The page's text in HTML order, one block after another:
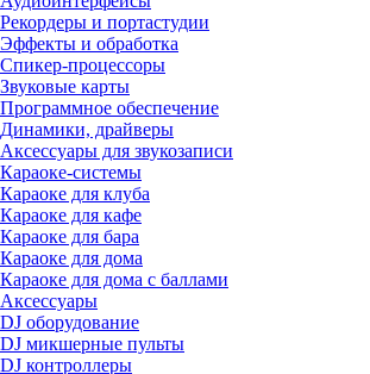
Рекордеры и портастудии
Эффекты и обработка
Спикер-процессоры
Звуковые карты
Программное обеспечение
Динамики, драйверы
Аксессуары для звукозаписи
Караоке-системы
Караоке для клуба
Караоке для кафе
Караоке для бара
Караоке для дома
Караоке для дома с баллами
Аксессуары
DJ оборудование
DJ микшерные пульты
DJ контроллеры